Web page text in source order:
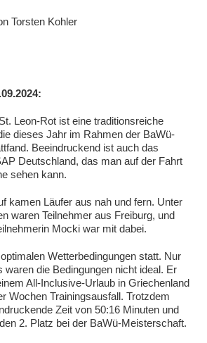
Torsten Kohler
Leon-Rot ist eine traditionsreiche
dieses Jahr im Rahmen der BaWü-
Beeindruckend ist auch das
Deutschland, das man auf der Fahrt
sehen kann.
kamen Läufer aus nah und fern. Unter
waren Teilnehmer aus Freiburg, und
Mocki war mit dabei.
Wetterbedingungen statt. Nur
waren die Bedingungen nicht ideal. Er
All-Inclusive-Urlaub in Griechenland
Wochen Trainingsausfall. Trotzdem
Zeit von 50:16 Minuten und
2. Platz bei der BaWü-Meisterschaft.